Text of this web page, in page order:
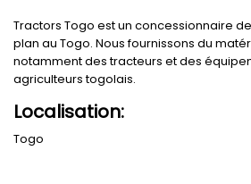
Tractors Togo est un concessionnaire
plan au Togo. Nous fournissons du
notamment des tracteurs et des
agriculteurs togolais.
Localisation:
Togo